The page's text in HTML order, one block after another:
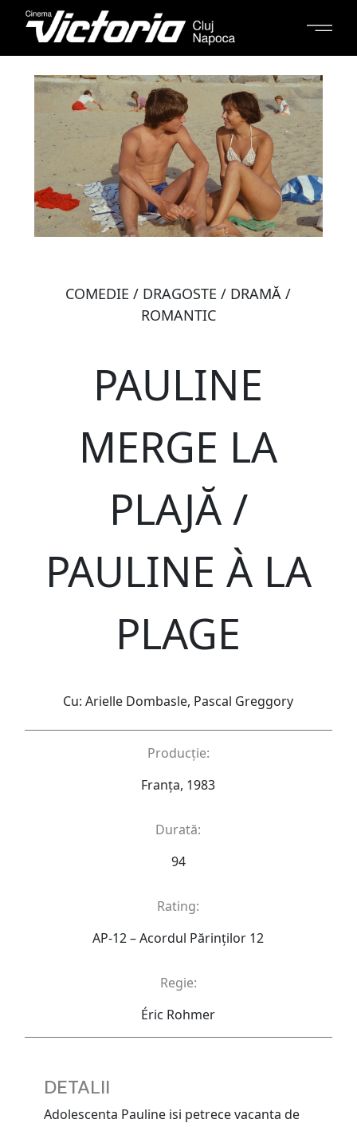
COMEDIE / DRAGOSTE / DRAMĂ /
ROMANTIC
PAULINE
MERGE LA
PLAJĂ /
PAULINE À LA
PLAGE
Cu: Arielle Dombasle, Pascal Greggory
Producție:
Franța, 1983
Durată:
94
Rating:
AP-12 – Acordul Părinţilor 12
Regie:
Éric Rohmer
DETALII
Adolescenta Pauline isi petrece vacanta de